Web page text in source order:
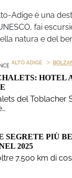
Adige è una
fai
natura e del
ALTO ADIGE >
HOTEL
del Toblacher
SEGRETE PIÙ
2025
7.500 km di